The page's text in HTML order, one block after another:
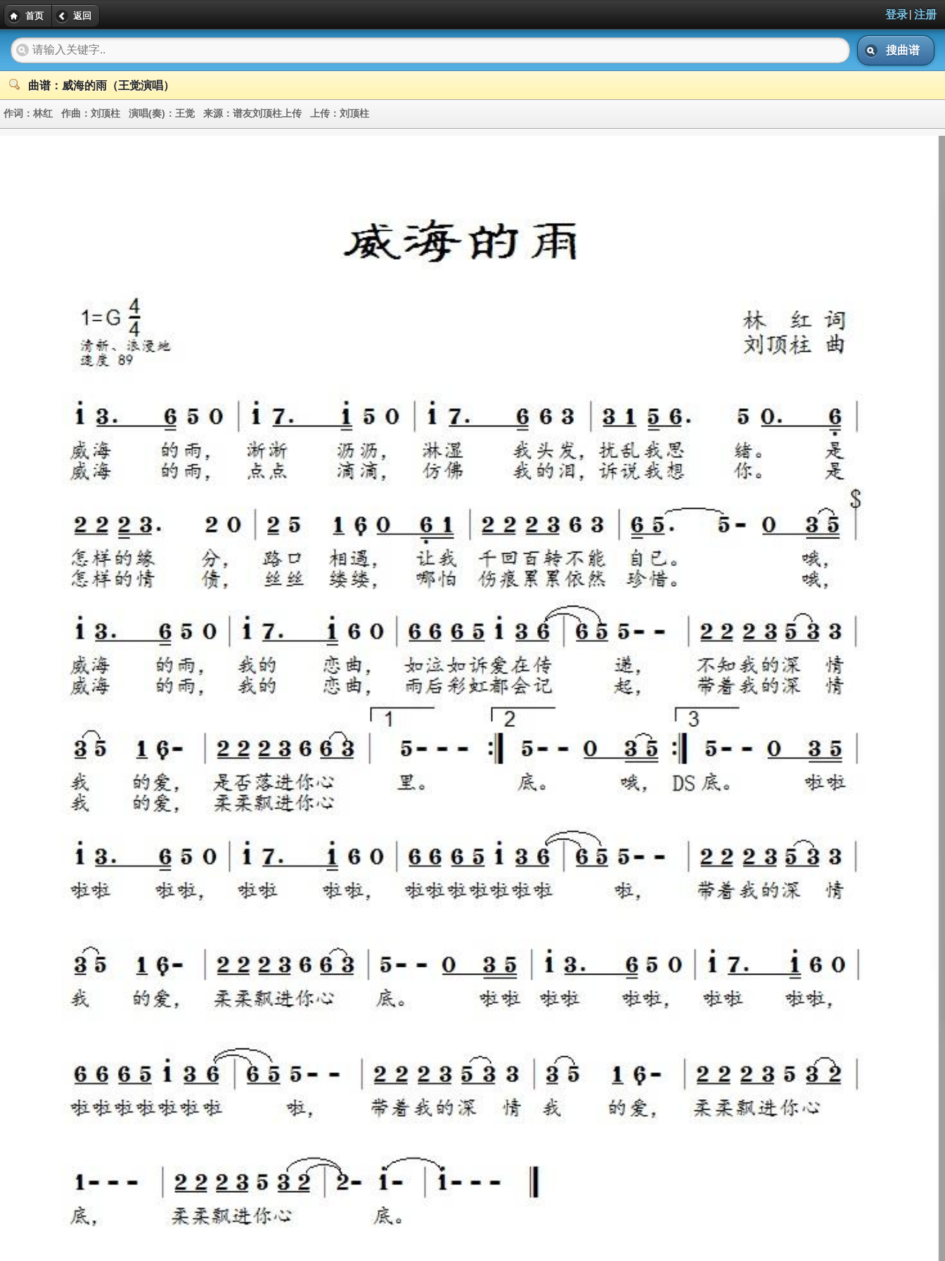
首页 返回 登录| 注册
搜曲谱
曲谱：威海的雨（王觉演唱）
作词： 林红 作曲： 刘顶柱 演唱(奏)： 王觉 来源： 谱友刘顶柱上传 上传： 刘顶柱